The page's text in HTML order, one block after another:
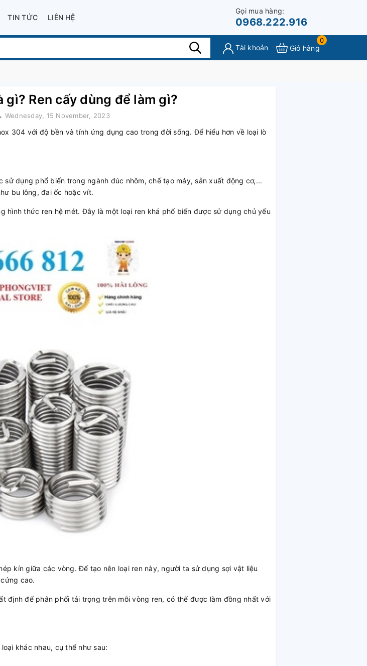
TIN TỨC LIÊN HỆ
Gọi mua hàng:
0968.222.916
Tài khoản
0
Giỏ hàng
gì? Ren cấy dùng để làm gì?
Wednesday, 15 November, 2023
304 với độ bền và tính ứng dụng cao trong đời sống. Để hiểu hơn về loại lò
dụng phổ biến trong ngành đúc nhôm, chế tạo máy, sản xuất động cơ,...
bu lông, đai ốc hoặc vít.
hình thức ren hệ mét. Đây là một loại ren khá phổ biến được sử dụng chủ yếu
kín giữa các vòng. Để tạo nên loại ren này, người ta sử dụng sợi vật liệu
cao.
định để phân phối tải trọng trên mỗi vòng ren, có thể được làm đồng nhất với
khác nhau, cụ thể như sau: